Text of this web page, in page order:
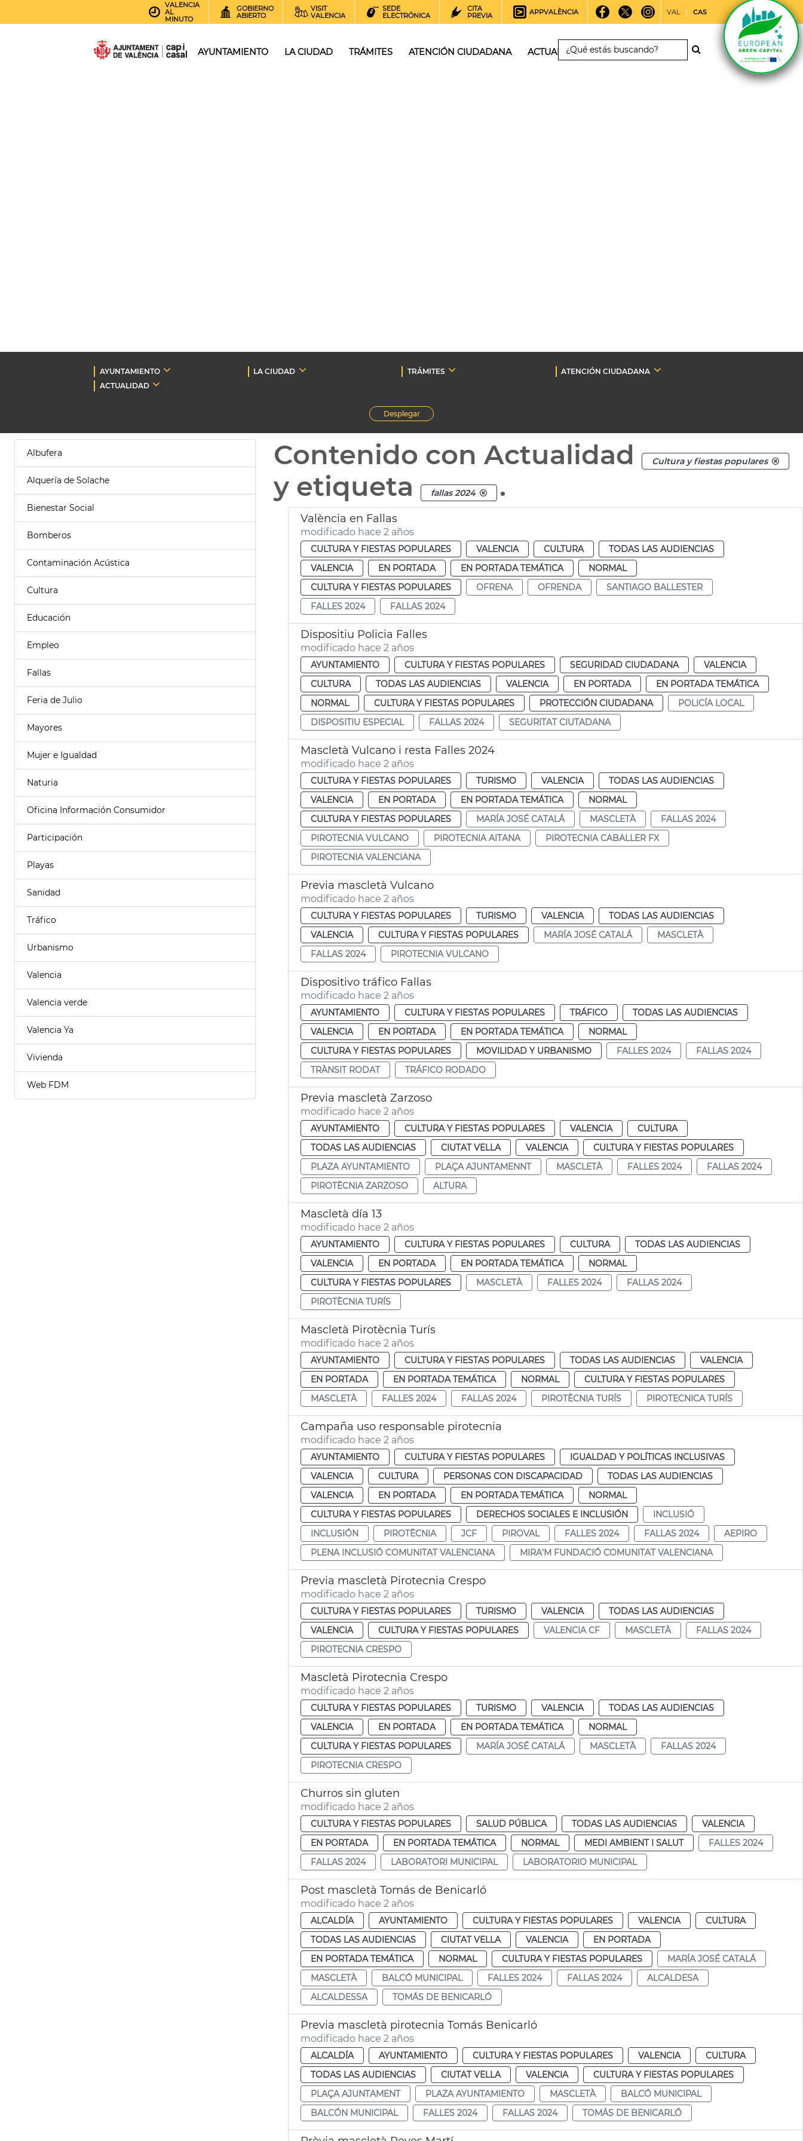
VALENCIA
AL
MINUTO
GOBIERNO
ABIERTO
VISIT
VALENCIA
SEDE
ELECTRÓNICA
CITA
PREVIA
APPVALÈNCIA VAL CAS
AYUNTAMIENTO LA CIUDAD TRÁMITES ATENCIÓN CIUDADANA ACTUALIDAD
AYUNTAMIENTO LA CIUDAD TRÁMITES
ATENCIÓN CIUDADANA
ACTUALIDAD
Desplegar
Albufera
Alquería de Solache
Bienestar Social
Bomberos
Contaminación Acústica
Cultura
Educación
Empleo
Fallas
Feria de Julio
Mayores
Mujer e Igualdad
Naturia
Oficina Información Consumidor
Participación
Playas
Sanidad
Tráfico
Urbanismo
Valencia
Valencia verde
Valencia Ya
Vivienda
Web FDM
Contenido con Actualidad Cultura y fiestas populares
y etiqueta fallas 2024 .
València en Fallas
modificado hace 2 años
CULTURA Y FIESTAS POPULARES VALENCIA CULTURA
TODAS LAS AUDIENCIAS
VALENCIA
EN PORTADA EN PORTADA TEMÁTICA
NORMAL
CULTURA Y FIESTAS POPULARES
OFRENA OFRENDA
SANTIAGO BALLESTER
FALLES 2024
FALLAS 2024
Dispositiu Policia Falles
modificado hace 2 años
AYUNTAMIENTO CULTURA Y FIESTAS POPULARES SEGURIDAD CIUDADANA
VALENCIA
CULTURA
TODAS LAS AUDIENCIAS VALENCIA EN PORTADA
EN PORTADA TEMÁTICA
NORMAL
CULTURA Y FIESTAS POPULARES PROTECCIÓN CIUDADANA
POLICÍA LOCAL
DISPOSITIU ESPECIAL
FALLAS 2024 SEGURITAT CIUTADANA
Mascletà Vulcano i resta Falles 2024
modificado hace 2 años
CULTURA Y FIESTAS POPULARES TURISMO VALENCIA
TODAS LAS AUDIENCIAS
VALENCIA
EN PORTADA EN PORTADA TEMÁTICA
NORMAL
CULTURA Y FIESTAS POPULARES
MARÍA JOSÉ CATALÁ MASCLETÀ
FALLAS 2024
PIROTECNIA VULCANO
PIROTECNIA AITANA
PIROTECNIA CABALLER FX
PIROTECNIA VALENCIANA
Previa mascletà Vulcano
modificado hace 2 años
CULTURA Y FIESTAS POPULARES TURISMO VALENCIA
TODAS LAS AUDIENCIAS
VALENCIA
CULTURA Y FIESTAS POPULARES MARÍA JOSÉ CATALÁ
MASCLETÀ
FALLAS 2024
PIROTECNIA VULCANO
Dispositivo tráfico Fallas
modificado hace 2 años
AYUNTAMIENTO CULTURA Y FIESTAS POPULARES TRÁFICO
TODAS LAS AUDIENCIAS
VALENCIA
EN PORTADA EN PORTADA TEMÁTICA
NORMAL
CULTURA Y FIESTAS POPULARES
MOVILIDAD Y URBANISMO FALLES 2024
FALLAS 2024
TRÀNSIT RODAT
TRÁFICO RODADO
Previa mascletà Zarzoso
modificado hace 2 años
AYUNTAMIENTO CULTURA Y FIESTAS POPULARES VALENCIA
CULTURA
TODAS LAS AUDIENCIAS
CIUTAT VELLA VALENCIA
CULTURA Y FIESTAS POPULARES
PLAZA AYUNTAMIENTO
PLAÇA AJUNTAMENNT MASCLETÀ FALLES 2024
FALLAS 2024
PIROTÈCNIA ZARZOSO
ALTURA
Mascletà día 13
modificado hace 2 años
AYUNTAMIENTO CULTURA Y FIESTAS POPULARES CULTURA
TODAS LAS AUDIENCIAS
VALENCIA
EN PORTADA EN PORTADA TEMÁTICA
NORMAL
CULTURA Y FIESTAS POPULARES
MASCLETÀ FALLES 2024
FALLAS 2024
PIROTÈCNIA TURÍS
Mascletà Pirotècnia Turís
modificado hace 2 años
AYUNTAMIENTO CULTURA Y FIESTAS POPULARES TODAS LAS AUDIENCIAS
VALENCIA
EN PORTADA
EN PORTADA TEMÁTICA NORMAL
CULTURA Y FIESTAS POPULARES
MASCLETÀ
FALLES 2024 FALLAS 2024 PIROTÈCNIA TURÍS PIROTECNICA TURÍS
Campaña uso responsable pirotecnia
modificado hace 2 años
AYUNTAMIENTO CULTURA Y FIESTAS POPULARES
IGUALDAD Y POLÍTICAS INCLUSIVAS
VALENCIA
CULTURA PERSONAS CON DISCAPACIDAD
TODAS LAS AUDIENCIAS
VALENCIA
EN PORTADA EN PORTADA TEMÁTICA
NORMAL
CULTURA Y FIESTAS POPULARES
DERECHOS SOCIALES E INCLUSIÓN
INCLUSIÓ
INCLUSIÓN
PIROTÈCNIA JCF PIROVAL FALLES 2024 FALLAS 2024
AEPIRO
PLENA INCLUSIÓ COMUNITAT VALENCIANA
MIRA’M FUNDACIÓ COMUNITAT VALENCIANA
Previa mascletà Pirotecnia Crespo
modificado hace 2 años
CULTURA Y FIESTAS POPULARES TURISMO VALENCIA
TODAS LAS AUDIENCIAS
VALENCIA
CULTURA Y FIESTAS POPULARES VALENCIA CF MASCLETÀ
FALLAS 2024
PIROTECNIA CRESPO
Mascletà Pirotecnia Crespo
modificado hace 2 años
CULTURA Y FIESTAS POPULARES TURISMO VALENCIA
TODAS LAS AUDIENCIAS
VALENCIA
EN PORTADA EN PORTADA TEMÁTICA
NORMAL
CULTURA Y FIESTAS POPULARES
MARÍA JOSÉ CATALÁ MASCLETÀ
FALLAS 2024
PIROTECNIA CRESPO
Churros sin gluten
modificado hace 2 años
CULTURA Y FIESTAS POPULARES SALUD PÚBLICA TODAS LAS AUDIENCIAS
VALENCIA
EN PORTADA
EN PORTADA TEMÁTICA NORMAL MEDI AMBIENT I SALUT
FALLES 2024
FALLAS 2024
LABORATORI MUNICIPAL LABORATORIO MUNICIPAL
Post mascletà Tomás de Benicarló
modificado hace 2 años
ALCALDÍA AYUNTAMIENTO CULTURA Y FIESTAS POPULARES VALENCIA
CULTURA
TODAS LAS AUDIENCIAS
CIUTAT VELLA VALENCIA
EN PORTADA
EN PORTADA TEMÁTICA
NORMAL CULTURA Y FIESTAS POPULARES
MARÍA JOSÉ CATALÁ
MASCLETÀ
BALCÓ MUNICIPAL FALLES 2024 FALLAS 2024
ALCALDESA
ALCALDESSA
TOMÁS DE BENICARLÓ
Previa mascletà pirotecnia Tomás Benicarló
modificado hace 2 años
ALCALDÍA AYUNTAMIENTO CULTURA Y FIESTAS POPULARES VALENCIA
CULTURA
TODAS LAS AUDIENCIAS
CIUTAT VELLA VALENCIA
CULTURA Y FIESTAS POPULARES
PLAÇA AJUNTAMENT
PLAZA AYUNTAMIENTO MASCLETÀ
BALCÓ MUNICIPAL
BALCÓN MUNICIPAL
FALLES 2024 FALLAS 2024 TOMÁS DE BENICARLÓ